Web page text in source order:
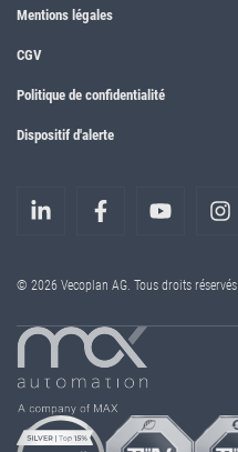
Mentions légales
CGV
Politique de confidentialité
Dispositif d'alerte
© 2026 Vecoplan AG. Tous droits réservés